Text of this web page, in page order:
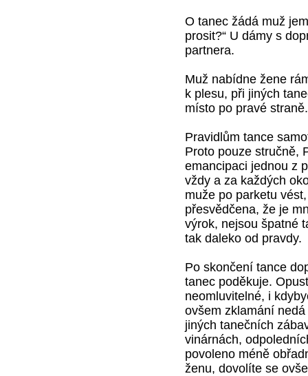
O tanec žádá muž
prosit?“ U dámy s
partnera.
Muž nabídne žene
k plesu, při jiných
místo po pravé straně.
Pravidlům tance
Proto pouze stručně,
emancipaci jednou z
vždy a za každých
muže po parketu
přesvědčena, že je
výrok, nejsou špatné
tak daleko od pravdy.
Po skončení tance
tanec poděkuje.
neomluvitelné, i
ovšem zklamání
jiných tanečních
vinárnách,
povoleno méně
ženu, dovolíte se